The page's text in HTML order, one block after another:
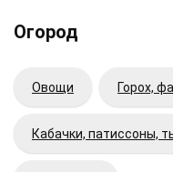
Огород
Овощи Горох,
Кабачки, патиссоны,